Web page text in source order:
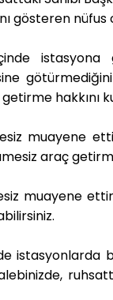
gösteren
hakkını
muayene
araç
muayene
istasyonlarda